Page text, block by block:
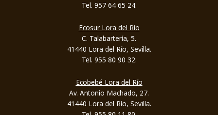
Tel. 957 64 65 24.
Ecosur Lora del Río
C. Talabartería, 5.
41440 Lora del Río, Sevilla.
Tel. 955 80 90 32.
Ecobebé Lora del Río
Av. Antonio Machado, 27.
41440 Lora del Río, Sevilla.